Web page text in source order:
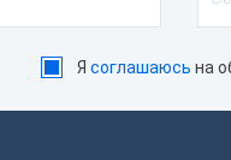
Я соглашаюсь на